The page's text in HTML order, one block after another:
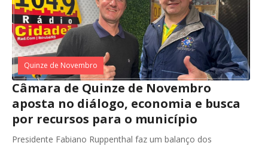
Quinze de Novembro
Câmara de Quinze de Novembro
aposta no diálogo, economia e busca
por recursos para o município
Presidente Fabiano Ruppenthal faz um balanço dos